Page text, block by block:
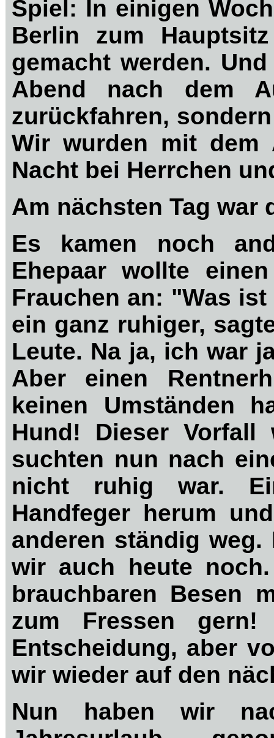
Spiel: In einigen
Berlin zum
gemacht werden.
Abend nach dem
zurückfahren,
Wir wurden mit dem
Nacht bei Herrchen
Am nächsten Tag war
Es kamen noch
Ehepaar wollte
Frauchen an: "Was
ein ganz ruhiger,
Leute. Na ja, ich war
Aber einen
keinen Umständen
Hund! Dieser
suchten nun nach
nicht ruhig war.
Handfeger herum
anderen ständig
wir auch heute
brauchbaren Besen
zum Fressen
Entscheidung, aber
wir wieder auf den
Nun haben wir